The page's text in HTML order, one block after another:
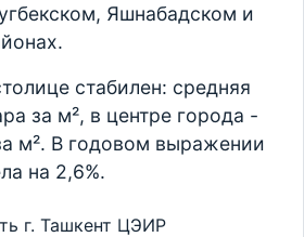
Яшнабадском и
стабилен: средняя
за м², в центре города -
м². В годовом выражении
на 2,6%.
г. Ташкент ЦЭИР